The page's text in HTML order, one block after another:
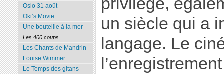
privilège,
un siècle qui a
langage. Le
Oslo 31 août
Oki’s Movie
Une bouteille à la mer
Les 400 coups
Les Chants de Mandrin
Louise Wimmer
Le Temps des gitans